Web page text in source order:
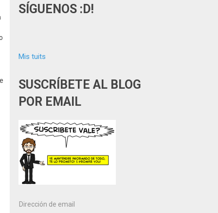
SÍGUENOS :D!
Mis tuits
SUSCRÍBETE AL BLOG
POR EMAIL
Dirección